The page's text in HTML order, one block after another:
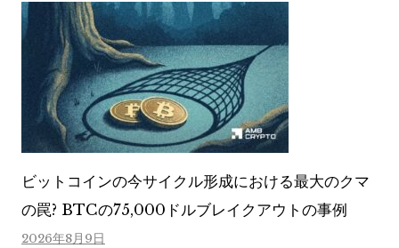
ビットコインの今サイクル形成における最大のクマ
の罠? BTCの75,000ドルブレイクアウトの事例
2026年8月9日